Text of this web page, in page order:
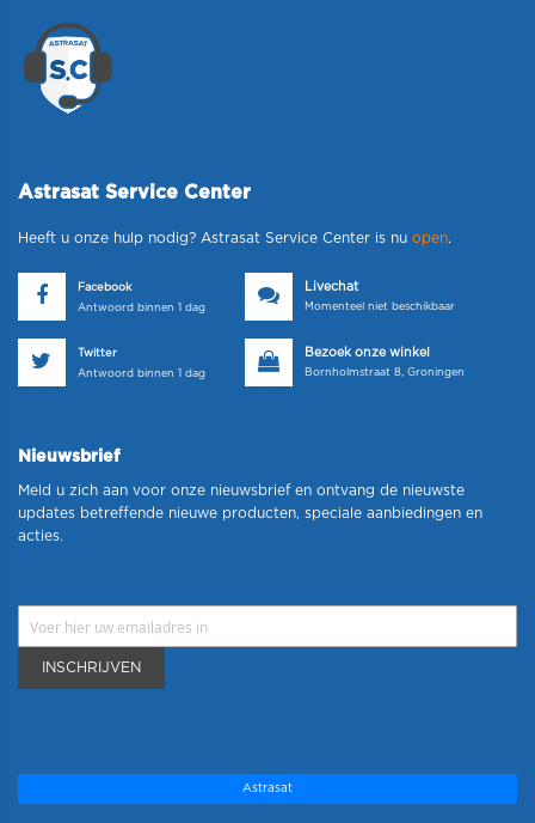
Astrasat Service Center
Heeft u onze hulp nodig? Astrasat Service Center is nu open.
Facebook
Antwoord binnen 1 dag
Livechat
Momenteel niet beschikbaar
Twitter
Antwoord binnen 1 dag
Bezoek onze winkel
Bornholmstraat 8, Groningen
Nieuwsbrief
Meld u zich aan voor onze nieuwsbrief en ontvang de nieuwste
updates betreffende nieuwe producten, speciale aanbiedingen en
acties.
INSCHRIJVEN
Astrasat